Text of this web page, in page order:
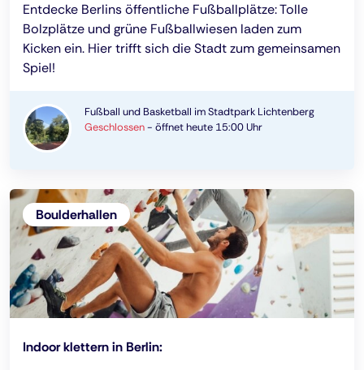
Entdecke Berlins öffentliche Fußballplätze: Tolle
Bolzplätze und grüne Fußballwiesen laden zum
Kicken ein. Hier trifft sich die Stadt zum gemeinsamen
Spiel!
Fußball und Basketball im Stadtpark Lichtenberg
Geschlossen- öffnet heute 15:00 Uhr
Boulderhallen
Indoor klettern in Berlin: